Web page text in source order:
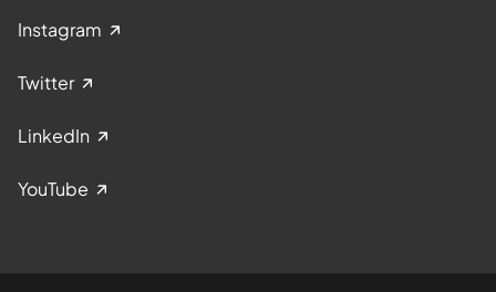
Instagram
Twitter
LinkedIn
YouTube